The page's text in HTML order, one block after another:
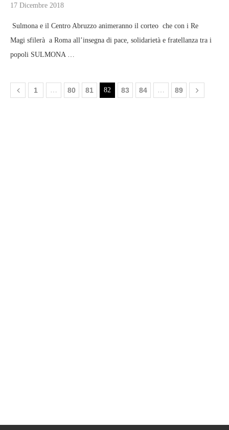
17 Dicembre 2018
Sulmona e il Centro Abruzzo animeranno il corteo che con i Re
Magi sfilerà a Roma all’insegna di pace, solidarietà e fratellanza tra i
popoli SULMONA …
1 … 80 81 82 83 84 … 89